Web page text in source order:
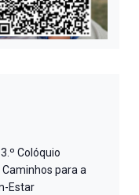
Colóquio
para a
Estar